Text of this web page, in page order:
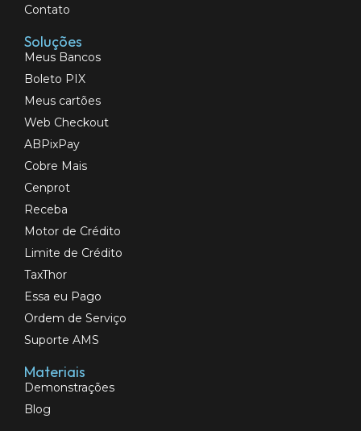
Contato
Soluções
Meus Bancos
Boleto PIX
Meus cartões
Web Checkout
ABPixPay
Cobre Mais
Cenprot
Receba
Motor de Crédito
Limite de Crédito
TaxThor
Essa eu Pago
Ordem de Serviço
Suporte AMS
Materiais
Demonstrações
Blog